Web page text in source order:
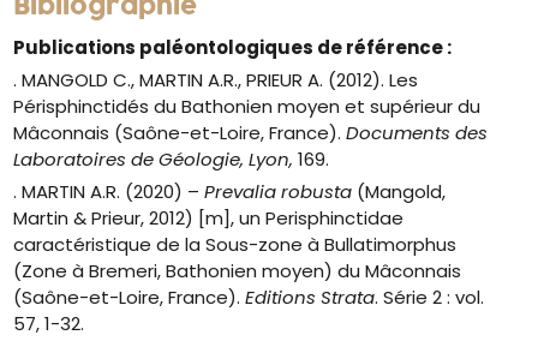
Publications paléontologiques de référence :
. MANGOLD C., MARTIN A.R., PRIEUR A. (2012). Les
Périsphinctidés du Bathonien moyen et supérieur du
Mâconnais (Saône-et-Loire, France).Documents des
Laboratoires de Géologie, Lyon, 169.
. MARTIN A.R. (2020) –Prevalia robusta (Mangold,
Martin & Prieur, 2012) [m], un Perisphinctidae
caractéristique de la Sous-zone à Bullatimorphus
(Zone à Bremeri, Bathonien moyen) du Mâconnais
(Saône-et-Loire, France).Editions Strata. Série 2 : vol.
57, 1-32.